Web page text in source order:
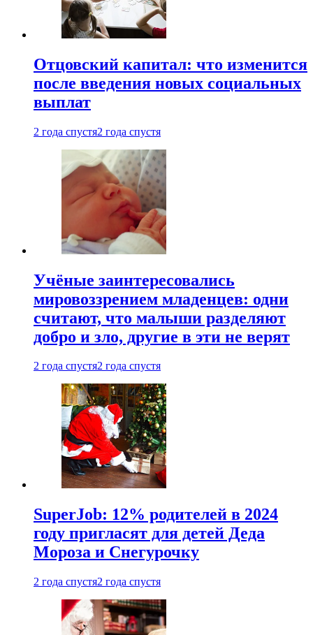
Отцовский капитал: что изменится
после введения новых социальных
выплат
2 года спустя2 года спустя
Учёные заинтересовались
мировоззрением младенцев: одни
считают, что малыши разделяют
добро и зло, другие в эти не верят
2 года спустя2 года спустя
SuperJob: 12% родителей в 2024
году пригласят для детей Деда
Мороза и Снегурочку
2 года спустя2 года спустя